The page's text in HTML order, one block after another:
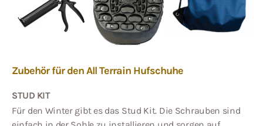
Zubehör für den All Terrain Hufschuhe
STUD KIT
Für den Winter gibt es das Stud Kit. Die Schrauben sind